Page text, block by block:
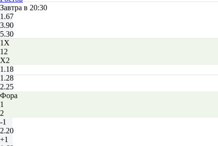
Завтра в 20:30
1.67
3.90
5.30
1X
12
X2
1.18
1.28
2.25
Фора
1
2
-1
2.20
+1